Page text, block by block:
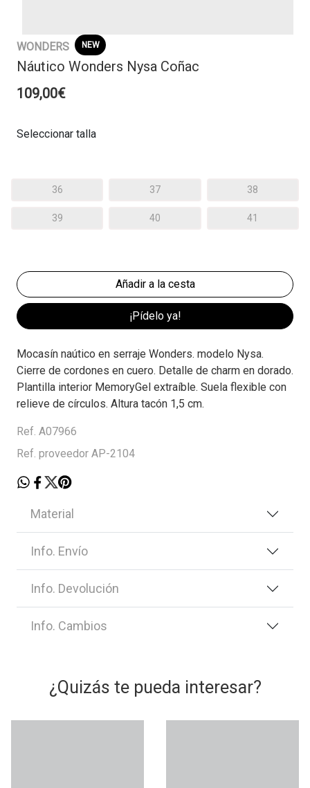
WONDERS NEW
Náutico Wonders Nysa Coñac
109,00€
Seleccionar talla
36 37 38
39 40 41
¡Pídelo ya!
Mocasín naútico en serraje Wonders. modelo Nysa.
Cierre de cordones en cuero. Detalle de charm en dorado.
Plantilla interior MemoryGel extraíble. Suela flexible con
relieve de círculos. Altura tacón 1,5 cm.
Ref. A07966
Ref. proveedor AP-2104
Material
Info. Envío
Info. Devolución
Info. Cambios
¿Quizás te pueda interesar?